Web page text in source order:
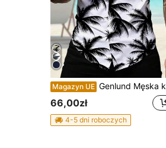
Magazyn UE Genlund Męska koszula z krótkim rękawem i nadrukiem w kokosy na lato, dopasowana, zapinana na guziki, z tropikalną grafiką, na plażę, dla męża, na wakacje
66,00zł
4-5 dni roboczych